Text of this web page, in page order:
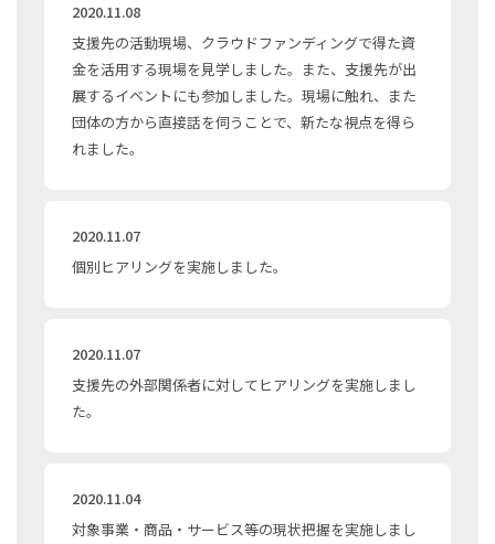
2020.11.08
支援先の活動現場、クラウドファンディングで得た資
金を活用する現場を見学しました。また、支援先が出
展するイベントにも参加しました。現場に触れ、また
団体の方から直接話を伺うことで、新たな視点を得ら
れました。
2020.11.07
個別ヒアリングを実施しました。
2020.11.07
支援先の外部関係者に対してヒアリングを実施しまし
た。
2020.11.04
対象事業・商品・サービス等の現状把握を実施しまし